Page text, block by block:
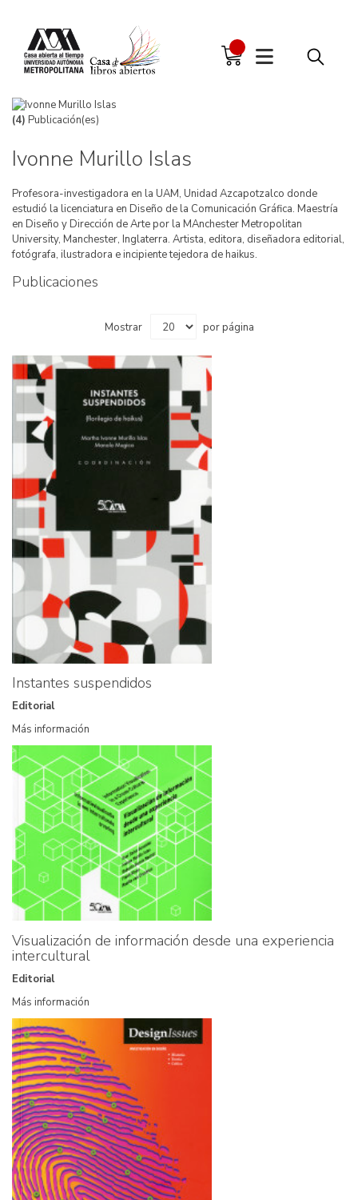
(4) Publicación(es)
Ivonne Murillo Islas
Profesora-investigadora en la UAM, Unidad Azcapotzalco donde
estudió la licenciatura en Diseño de la Comunicación Gráfica. Maestría
en Diseño y Dirección de Arte por la MAnchester Metropolitan
University, Manchester, Inglaterra. Artista, editora, diseñadora editorial,
fotógrafa, ilustradora e incipiente tejedora de haikus.
Publicaciones
Mostrar por página
Instantes suspendidos
Editorial
Más información
Visualización de información desde una experiencia
intercultural
Editorial
Más información